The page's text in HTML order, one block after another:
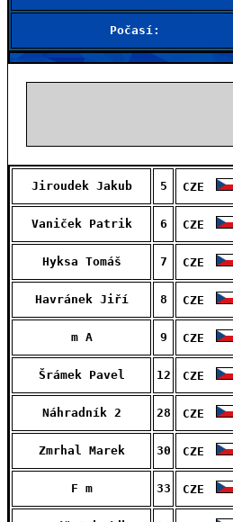
Počasí:
Jiroudek Jakub 5 CZE
Vaniček Patrik 6 CZE
Hyksa Tomáš 7 CZE
Havránek Jiří 8 CZE
m A 9 CZE
Šrámek Pavel 12 CZE
Náhradník 2 28 CZE
Zmrhal Marek 30 CZE
F m 33 CZE